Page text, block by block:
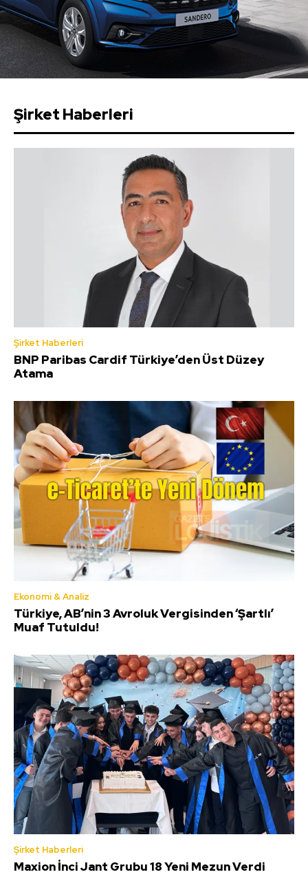
Şirket Haberleri
Şirket Haberleri
BNP Paribas Cardif Türkiye’den Üst Düzey
Atama
Ekonomi & Analiz
Türkiye, AB’nin 3 Avroluk Vergisinden ‘Şartlı’
Muaf Tutuldu!
Şirket Haberleri
Maxion İnci Jant Grubu 18 Yeni Mezun Verdi